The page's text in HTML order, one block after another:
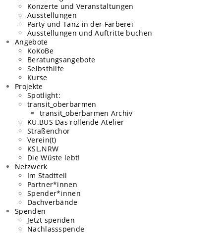
Konzerte und Veranstaltungen
Ausstellungen
Party und Tanz in der Färberei
Ausstellungen und Auftritte buchen
Angebote
KoKoBe
Beratungsangebote​
Selbsthilfe
Kurse
Projekte
Spotlight:
transit_oberbarmen
transit_oberbarmen Archiv
KU.BUS Das rollende Atelier
Straßenchor
Verein(t)
KSL.NRW
Die Wüste lebt!
Netzwerk
Im Stadtteil
Partner*innen
Spender*innen
Dachverbände
Spenden
Jetzt spenden
Nachlassspende